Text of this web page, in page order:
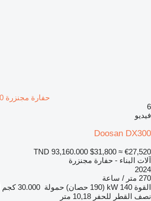
حفارة مجنزرة Doosan DX300
6
فيديو
Doosan DX300
TND 93,160.000 $31,800 ≈ €27,520
آلات البناء - حفارة مجنزرة
2024
270 متر / ساعة
القوة 140 kW (190 حصان) حمولة 30.000 كجم
نصف القطر للحفر 10,18 متر